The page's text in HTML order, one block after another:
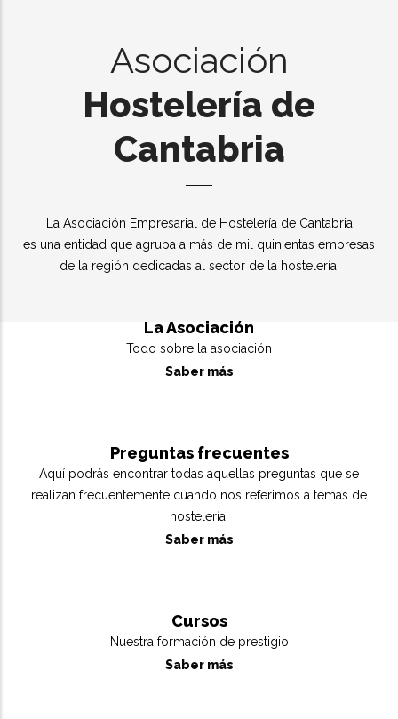
Asociación
Hostelería de
Cantabria
La Asociación Empresarial de Hostelería de Cantabria
es una entidad que agrupa a más de mil quinientas empresas
de la región dedicadas al sector de la hostelería.
La Asociación
Todo sobre la asociación
Saber más
Preguntas frecuentes
Aquí podrás encontrar todas aquellas preguntas que se
realizan frecuentemente cuando nos referimos a temas de
hostelería.
Saber más
Cursos
Nuestra formación de prestigio
Saber más